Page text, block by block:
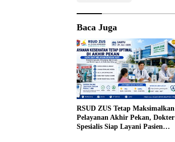
Baca Juga
RSUD ZUS Tetap Maksimalkan
Pelayanan Akhir Pekan, Dokter
Spesialis Siap Layani Pasien